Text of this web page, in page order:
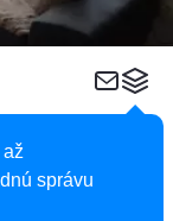
správu